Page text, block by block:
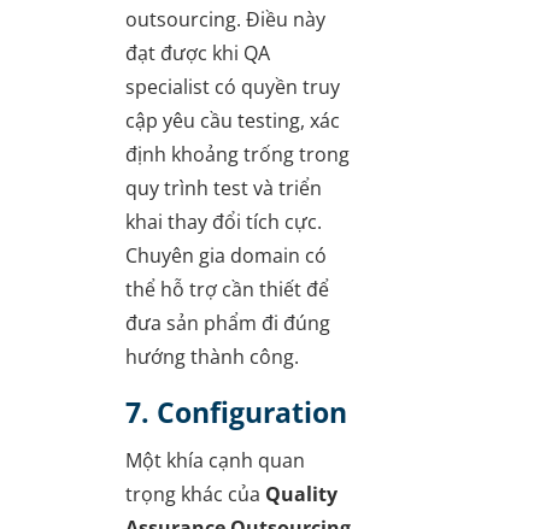
outsourcing. Điều này
đạt được khi QA
specialist có quyền truy
cập yêu cầu testing, xác
định khoảng trống trong
quy trình test và triển
khai thay đổi tích cực.
Chuyên gia domain có
thể hỗ trợ cần thiết để
đưa sản phẩm đi đúng
hướng thành công.
7. Configuration
Một khía cạnh quan
trọng khác của Quality